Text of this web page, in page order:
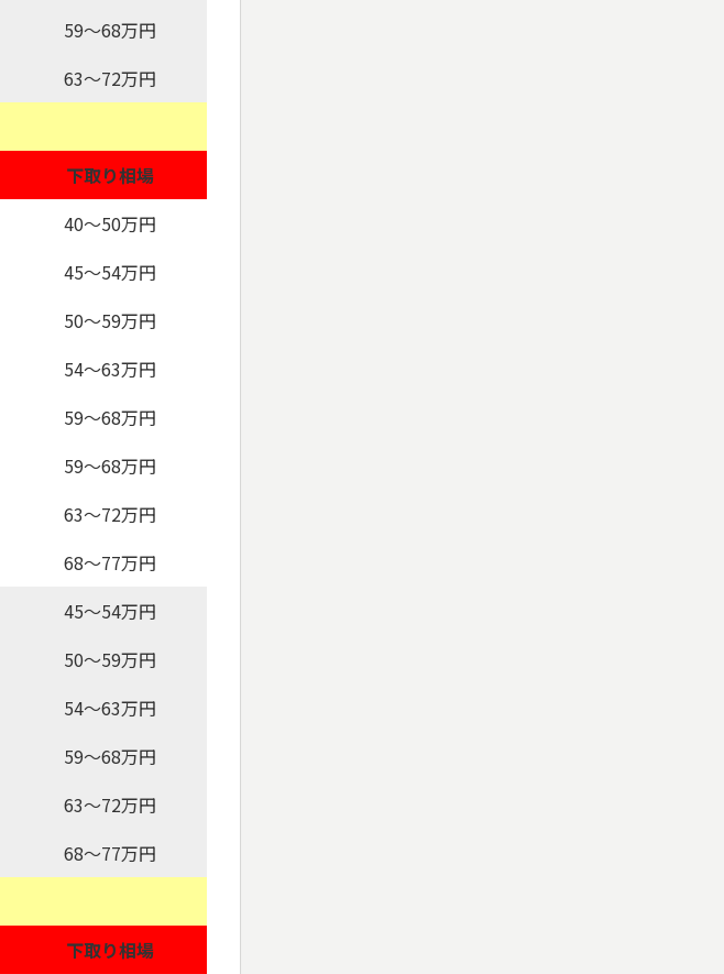
59～68万円
63～72万円
下取り相場
40～50万円
45～54万円
50～59万円
54～63万円
59～68万円
59～68万円
63～72万円
68～77万円
45～54万円
50～59万円
54～63万円
59～68万円
63～72万円
68～77万円
下取り相場